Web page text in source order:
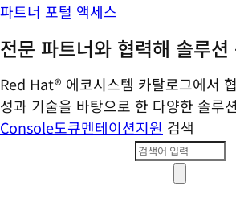
파트너 포털 액세스
전문 파트너와 협력해 솔루션
Red Hat® 에코시스템 카탈로그에서
성과 기술을 바탕으로 한 다양한 솔루
Console도큐멘테이션지원 검색